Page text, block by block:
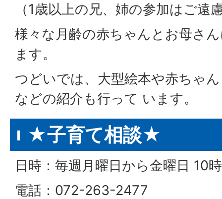
（1歳以上の兄、姉の参加はご遠
様々な月齢の赤ちゃんとお母さ
ます。
つどいでは、大型絵本や赤ちゃ
などの紹介も行って います。
★子育て相談★
日時：毎週月曜日から金曜日 10
電話：072-263-2477